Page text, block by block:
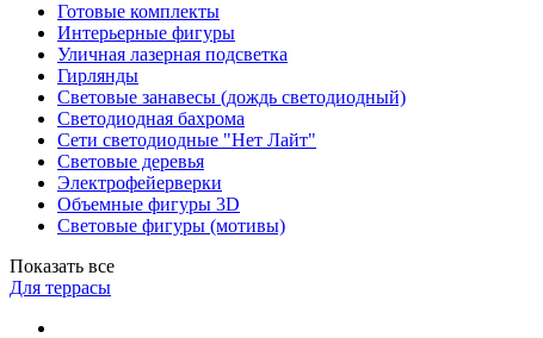
Готовые комплекты
Интерьерные фигуры
Уличная лазерная подсветка
Гирлянды
Световые занавесы (дождь светодиодный)
Светодиодная бахрома
Сети светодиодные "Нет Лайт"
Световые деревья
Электрофейерверки
Объемные фигуры 3D
Световые фигуры (мотивы)
Показать все
Для террасы